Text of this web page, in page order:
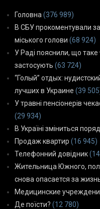
Головна (376 989)
В СБУ прокоментували
міського голови (68 924)
У Раді пояснили, що таке
застосують (63 724)
“Голый” отдых:
лучших в Украине (39
У травні пенсіонерів
(29 934)
В Україні зміниться
Продаж квартир (16 945)
Телефонний довідник
Жительница Южного,
снова опасается за
Медицинские
Де поїсти? (12 780)